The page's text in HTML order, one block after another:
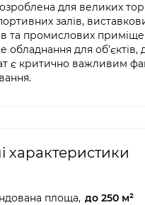
для великих
залів,
та промислових
обладнання для об'єктів,
є критично важливим
характеристики
площа, до 250 м²